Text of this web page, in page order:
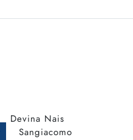
Devina Nais
Sangiacomo